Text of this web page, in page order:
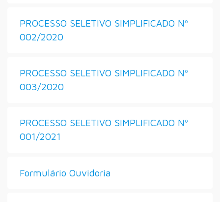
PROCESSO SELETIVO SIMPLIFICADO Nº
002/2020
PROCESSO SELETIVO SIMPLIFICADO Nº
003/2020
PROCESSO SELETIVO SIMPLIFICADO Nº
001/2021
Formulário Ouvidoria